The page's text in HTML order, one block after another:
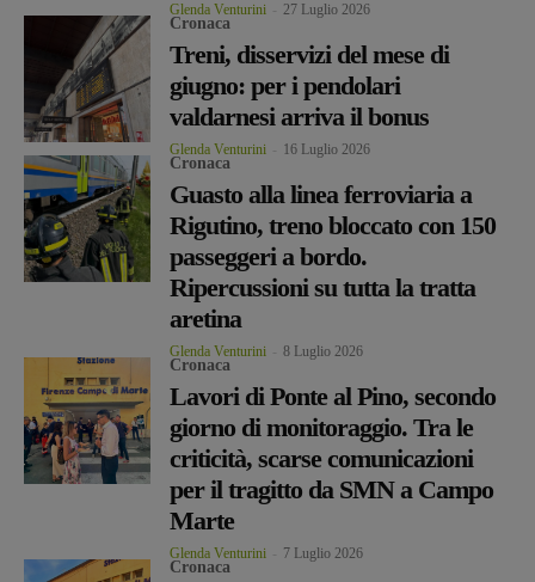
Glenda Venturini 27 Luglio 2026
Cronaca
Treni, disservizi del mese di
giugno: per i pendolari
valdarnesi arriva il bonus
Glenda Venturini 16 Luglio 2026
Cronaca
Guasto alla linea ferroviaria a
Rigutino, treno bloccato con 150
passeggeri a bordo.
Ripercussioni su tutta la tratta
aretina
Glenda Venturini 8 Luglio 2026
Cronaca
Lavori di Ponte al Pino, secondo
giorno di monitoraggio. Tra le
criticità, scarse comunicazioni
per il tragitto da SMN a Campo
Marte
Glenda Venturini 7 Luglio 2026
Cronaca